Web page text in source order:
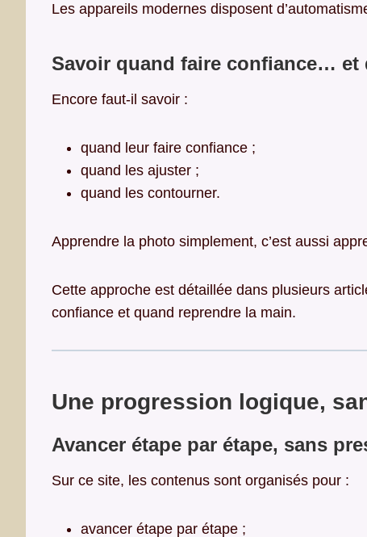
Les appareils modernes disposent
Savoir quand faire confiance… et
Encore faut-il savoir :
quand leur faire confiance ;
quand les ajuster ;
quand les contourner.
Apprendre la photo simplement, c’est aussi
Cette approche est détaillée dans plusieurs
confiance et quand reprendre la main.
Une progression logique,
Avancer étape par étape, sans
Sur ce site, les contenus sont organisés pour :
avancer étape par étape ;